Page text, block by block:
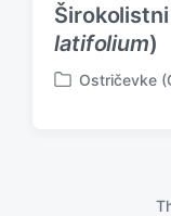
latifolium)
P
Ostričevke